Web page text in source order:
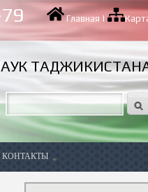
79 Главная |
КОНТАКТЫ